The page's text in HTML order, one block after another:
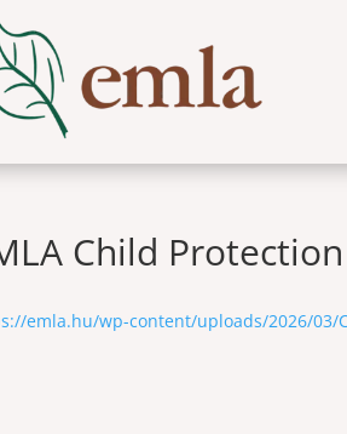
Child
emla.hu/wp-content/uploads/2026/03/